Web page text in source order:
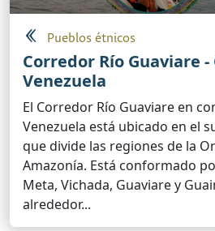
Pueblos étnicos
Corredor Río Guaviare
Venezuela
El Corredor Río Guaviare en
Venezuela está ubicado en el
que divide las regiones de la
Amazonía. Está conformado
Meta, Vichada, Guaviare y
alrededor...